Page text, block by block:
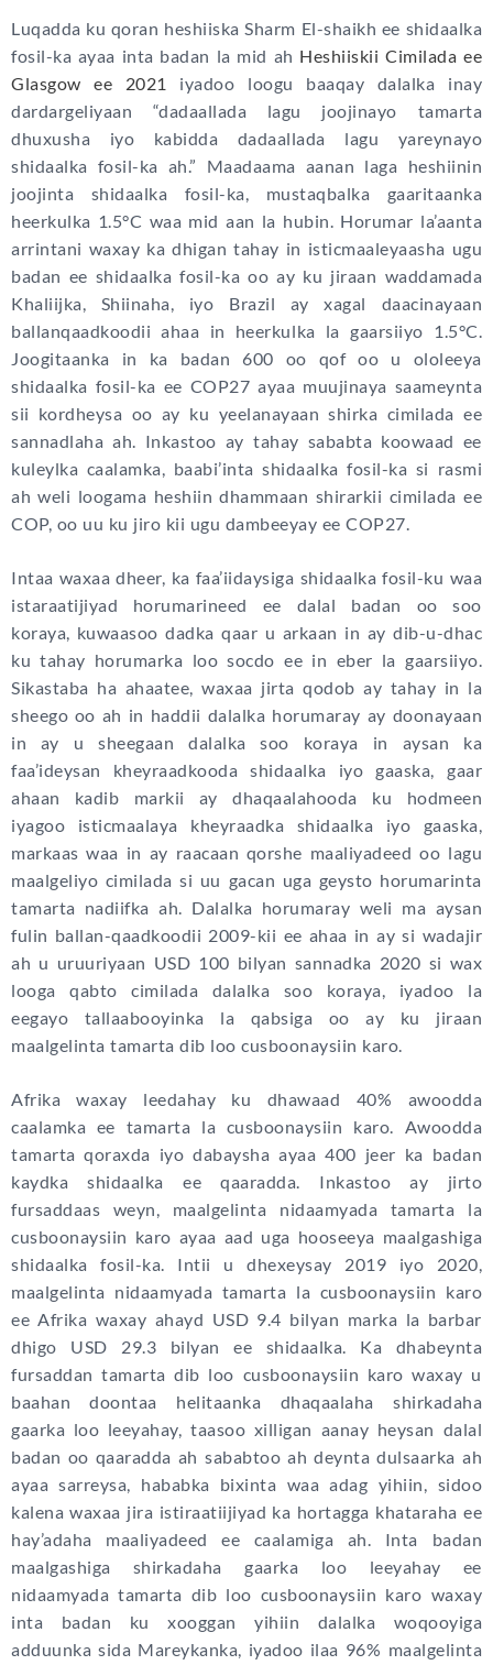
Luqadda ku qoran heshiiska Sharm El-shaikh ee shidaalka
fosil-ka ayaa inta badan la mid ah Heshiiskii Cimilada ee
Glasgow ee 2021
iyadoo loogu baaqay dalalka inay
dardargeliyaan “dadaallada lagu joojinayo tamarta
dhuxusha iyo kabidda dadaallada lagu yareynayo
shidaalka fosil-ka ah.” Maadaama aanan laga heshiinin
joojinta shidaalka fosil-ka, mustaqbalka gaaritaanka
heerkulka 1.5°C waa mid aan la hubin. Horumar la’aanta
arrintani waxay ka dhigan tahay in isticmaaleyaasha ugu
badan ee shidaalka fosil-ka oo ay ku jiraan waddamada
Khaliijka, Shiinaha, iyo Brazil ay xagal daacinayaan
ballanqaadkoodii ahaa in heerkulka la gaarsiiyo 1.5°C.
Joogitaanka in ka badan 600 oo qof oo u ololeeya
shidaalka fosil-ka ee COP27 ayaa muujinaya saameynta
sii kordheysa oo ay ku yeelanayaan shirka cimilada ee
sannadlaha ah. Inkastoo ay tahay sababta koowaad ee
kuleylka caalamka, baabi’inta shidaalka fosil-ka si rasmi
ah weli loogama heshiin dhammaan shirarkii cimilada ee
COP, oo uu ku jiro kii ugu dambeeyay ee COP27.
Intaa waxaa dheer, ka faa’iidaysiga shidaalka fosil-ku waa
istaraatijiyad horumarineed ee dalal badan oo soo
koraya, kuwaasoo dadka qaar u arkaan in ay dib-u-dhac
ku tahay horumarka loo socdo ee in eber la gaarsiiyo.
Sikastaba ha ahaatee, waxaa jirta qodob ay tahay in la
sheego oo ah in haddii dalalka horumaray ay doonayaan
in ay u sheegaan dalalka soo koraya in aysan ka
faa’ideysan kheyraadkooda shidaalka iyo gaaska, gaar
ahaan kadib markii ay dhaqaalahooda ku hodmeen
iyagoo isticmaalaya kheyraadka shidaalka iyo gaaska,
markaas waa in ay raacaan qorshe maaliyadeed oo lagu
maalgeliyo cimilada si uu gacan uga geysto horumarinta
tamarta nadiifka ah. Dalalka horumaray weli ma aysan
fulin ballan-qaadkoodii 2009-kii ee ahaa in ay si wadajir
ah u uruuriyaan USD 100 bilyan sannadka 2020 si wax
looga qabto cimilada dalalka soo koraya, iyadoo la
eegayo tallaabooyinka la qabsiga oo ay ku jiraan
maalgelinta tamarta dib loo cusboonaysiin karo.
Afrika waxay leedahay ku dhawaad 40% awoodda
caalamka ee tamarta la cusboonaysiin karo. Awoodda
tamarta qoraxda iyo dabaysha ayaa 400 jeer ka badan
kaydka shidaalka ee qaaradda. Inkastoo ay jirto
fursaddaas weyn, maalgelinta nidaamyada tamarta la
cusboonaysiin karo ayaa aad uga hooseeya maalgashiga
shidaalka fosil-ka. Intii u dhexeysay 2019 iyo 2020,
maalgelinta nidaamyada tamarta la cusboonaysiin karo
ee Afrika waxay ahayd USD 9.4 bilyan marka la barbar
dhigo USD 29.3 bilyan ee shidaalka. Ka dhabeynta
fursaddan tamarta dib loo cusboonaysiin karo waxay u
baahan doontaa helitaanka dhaqaalaha shirkadaha
gaarka loo leeyahay, taasoo xilligan aanay heysan dalal
badan oo qaaradda ah sababtoo ah deynta dulsaarka ah
ayaa sarreysa, hababka bixinta waa adag yihiin, sidoo
kalena waxaa jira istiraatiijiyad ka hortagga khataraha ee
hay’adaha maaliyadeed ee caalamiga ah. Inta badan
maalgashiga shirkadaha gaarka loo leeyahay ee
nidaamyada tamarta dib loo cusboonaysiin karo waxay
inta badan ku xooggan yihiin dalalka woqooyiga
adduunka sida Mareykanka, iyadoo ilaa 96% maalgelinta